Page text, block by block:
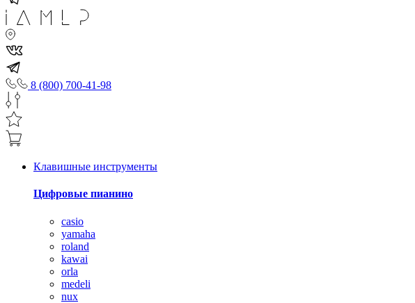
8 (800) 700-41-98
Клавишные инструменты
Цифровые пианино
casio
yamaha
roland
kawai
orla
medeli
nux